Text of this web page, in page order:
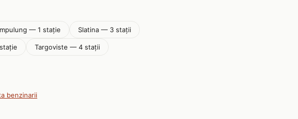
— 1 stație Slatina — 3 stații
Targoviste — 4 stații
benzinarii